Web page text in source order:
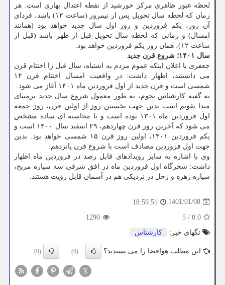
لحظه عبور ظاهری مرکز خورشید از نقطه اعتدال بهاری است. هر
زمان که لحظه سال تحویل پس از نیمروز (ساعت ۱۲) باشد، فردای
آن روز، یکم فروردین و روز اول سال جدید خواهد بود (همانند
امسال) و زمانی که لحظه سال تحویل قبل از ظهر باشد (قبل از
ساعت ۱۲)، همان روز یکم فروردین خواهد بود.
سال ۱۴۰۱؛ شروع قرن جدید
جعفری با اعلان اینکه عموم مردم به اشتباه، سال قبل را اختتام قرن
می دانستند، اظهار داشت: در واقعیت امسال اختتام قرن ۱۴
شمسی است و قرن جدید از اول فروردین ماه ۱۴۰۱ آغاز می شود.
به گفته کارشناس نجوم، به طور معمول شروع سال جدید برمبنای
مبدا تقویم است بدین جهت نخستین روز از اولین قرن، روز جمعه
اول فروردین ماه ۱۳۰۱ بوده است و با محاسبه ای ساده مشخص
می شود که آخرین روز قرن چهاردهم، ۲۹ اسفند سال ۱۴۰۰ است و
یکم فروردین ۱۴۰۱، اولین روز قرن ۱۵ شمسی خواهد بود. بدین
جهت اول فروردین مصادف است با شروع قرن پانزدهم.
وی با اشاره به سایر رویدادهای قابل رصد در فروردین ماه اظهار
داشت: سحرگاه اول فروردین ماه در افق شرقی سه سیاره مریخ،
سیاره زهره و زحل در نزدیکی هم در آسمان قابل رؤیت هستند.
1401/01/08
18:59:51
0.0
/
5
1290
تگهای خبر:
كارشناس
این مطلب هوافضا را می پسندید؟ (0)
(0)
X